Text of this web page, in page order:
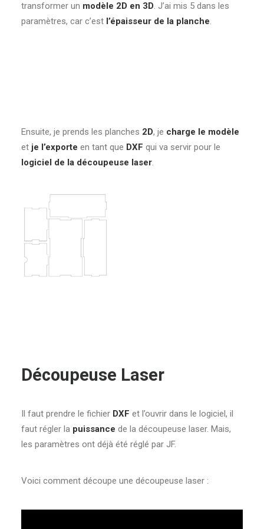
transformer un modèle 2D en 3D. J’ai mis 5 dans les
paramètres, car c’est l’épaisseur de la planche.
Ensuite, je prends les planches 2D, je charge le modèle
et je l’exporte en tant que DXF qui va servir pour le
logiciel de la découpeuse laser.
Découpeuse Laser
Il faut prendre le fichier DXF et l’ouvrir dans le logiciel, il
faut régler la puissance de la découpeuse laser. Mais,
les paramètres ont déjà été réglé par JF.
Voici comment découpe une découpeuse laser :